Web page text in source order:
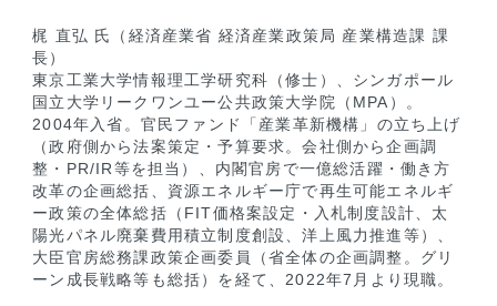
梶 直弘 氏（経済産業省 経済産業政策局 産業構造課 課
長）
東京工業大学情報理工学研究科（修士）、シンガポール
国立大学リークワンユー公共政策大学院（MPA）。
2004年入省。官民ファンド「産業革新機構」の立ち上げ
（政府側から法案策定・予算要求。会社側から企画調
整・PR/IR等を担当）、内閣官房で一億総活躍・働き方
改革の企画総括、資源エネルギー庁で再生可能エネルギ
ー政策の全体総括（FIT価格案設定・入札制度設計、太
陽光パネル廃棄費用積立制度創設、洋上風力推進等）、
大臣官房総務課政策企画委員（省全体の企画調整。グリ
ーン成長戦略等も総括）を経て、2022年7月より現職。